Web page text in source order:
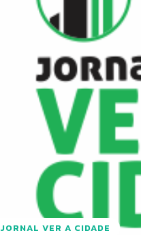
JORNAL VER A CIDADE